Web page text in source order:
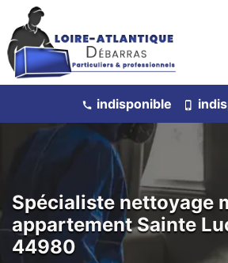
indisponible
Spécialiste nettoyage
appartement Sainte
44980